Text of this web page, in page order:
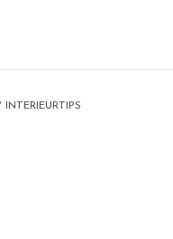
INTERIEURTIPS